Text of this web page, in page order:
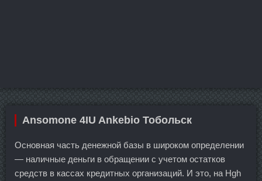
Ansomone 4IU Ankebio Тобольск
Основная часть денежной базы в широком определении
— наличные деньги в обращении с учетом остатков
средств в кассах кредитных организаций. И это, на Hgh